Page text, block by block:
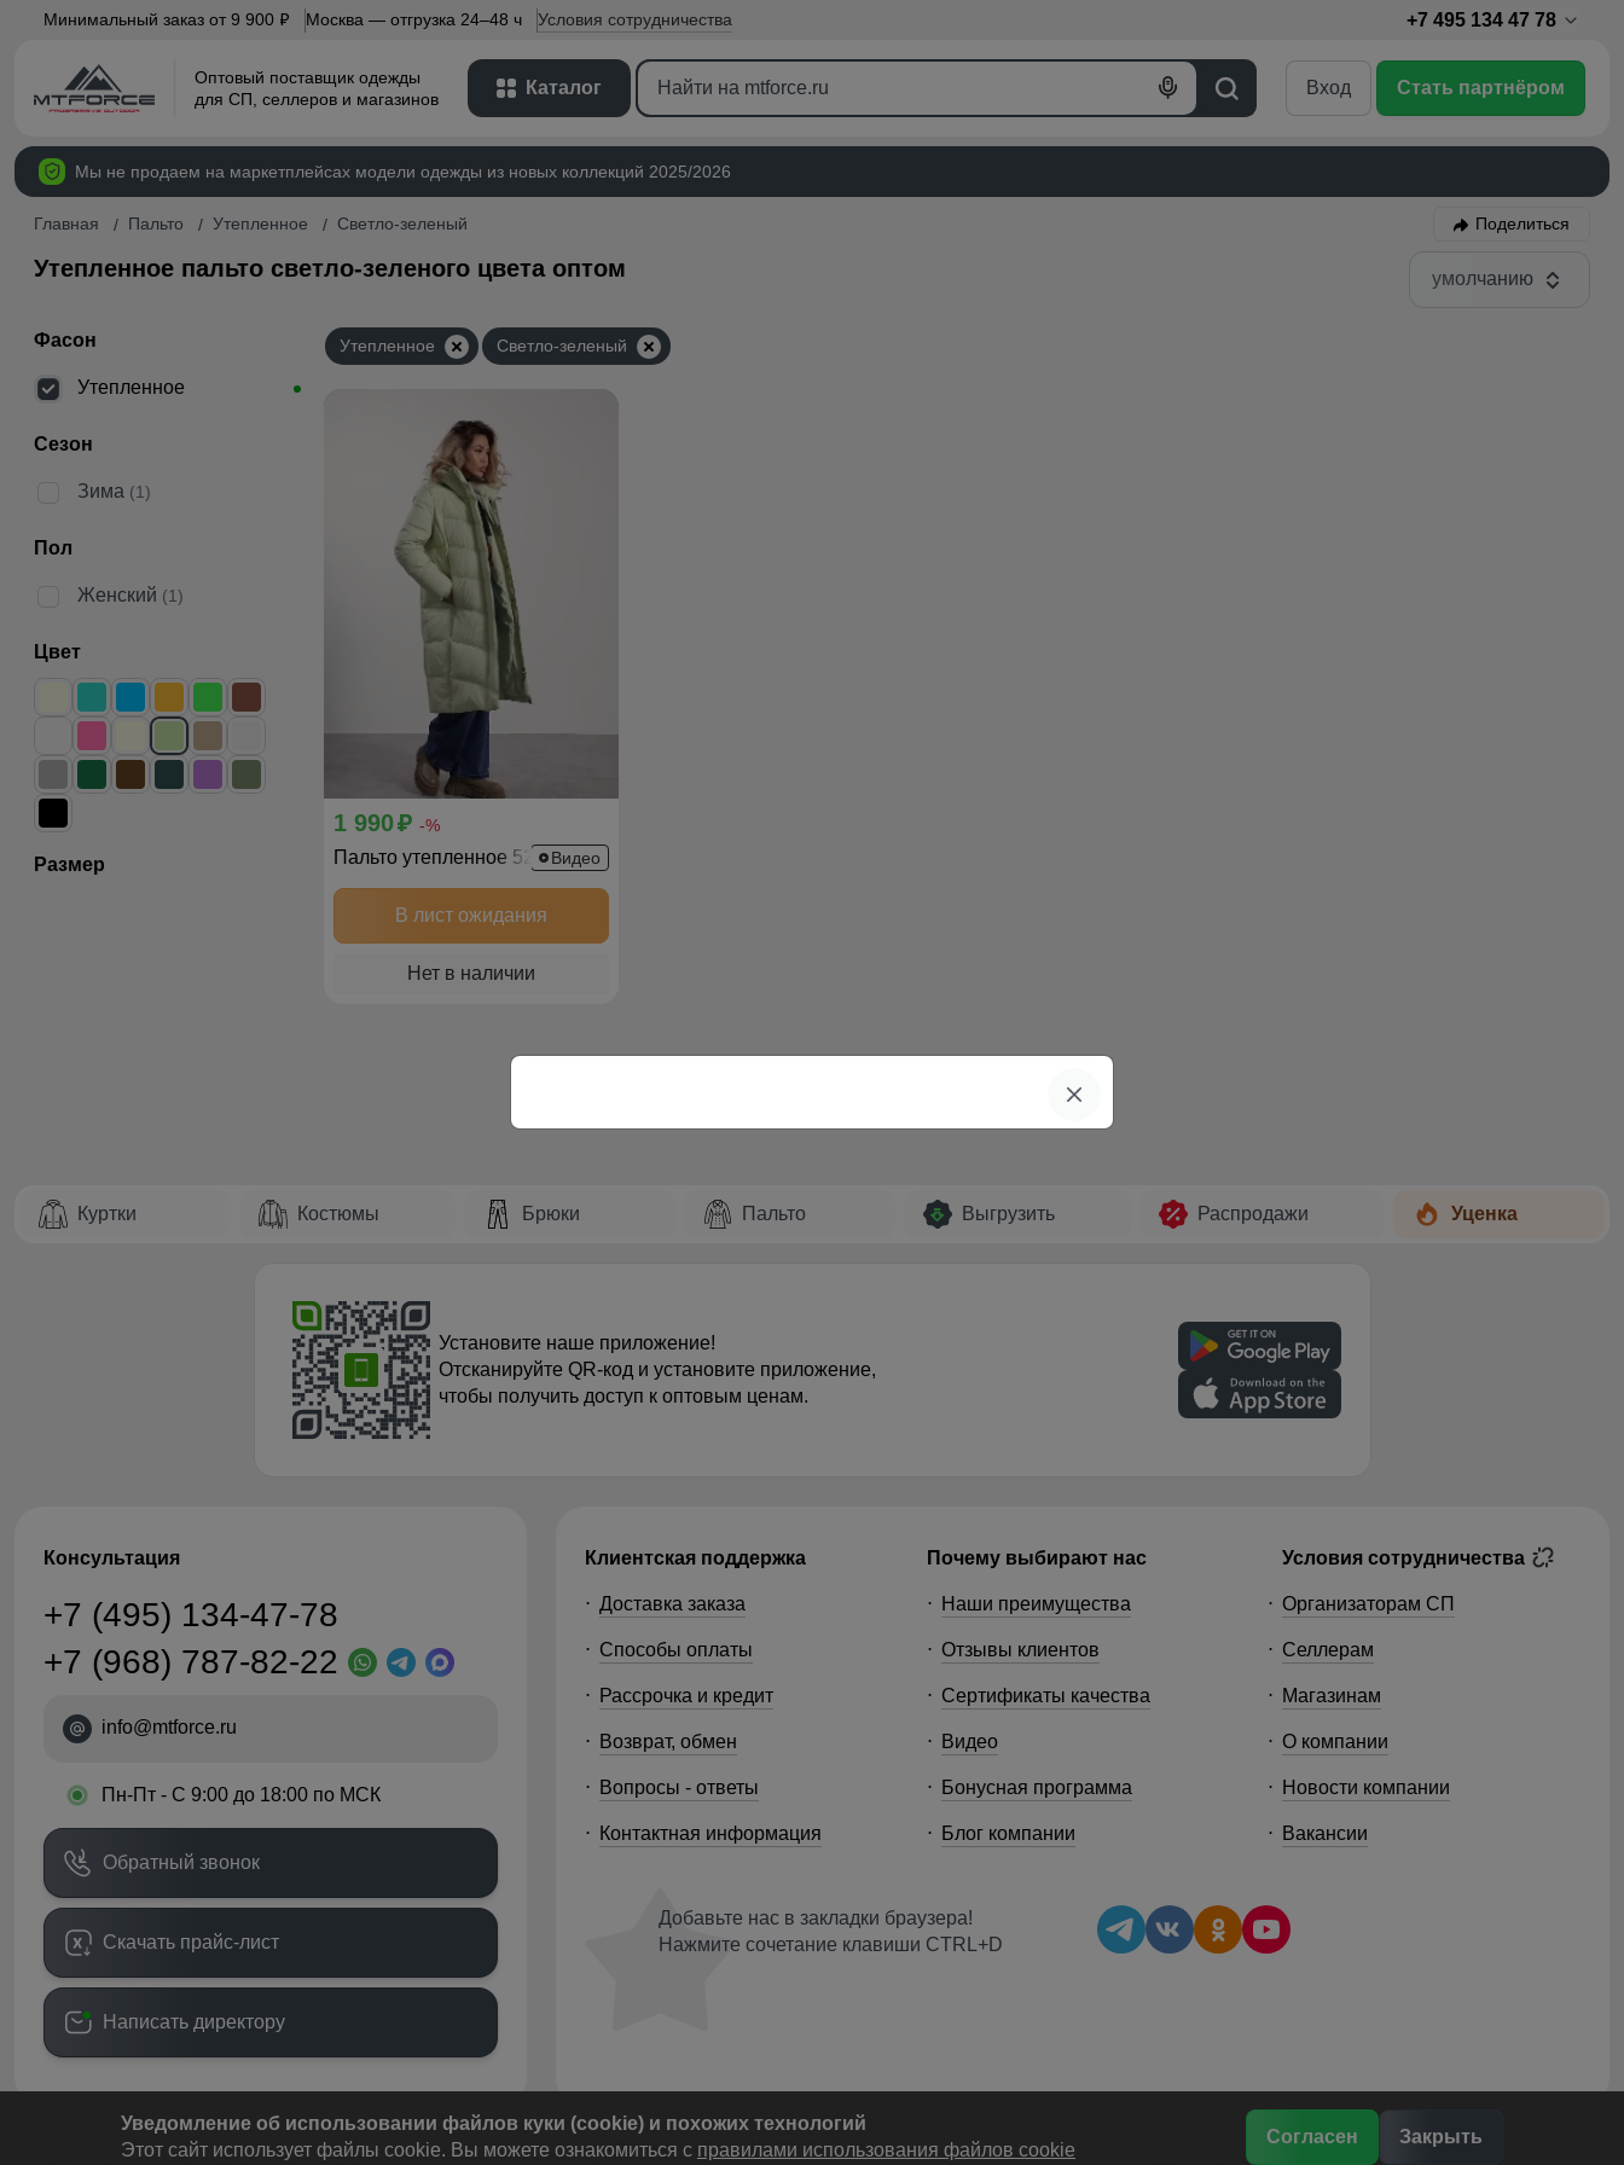
Уведомление об использовании файлов куки (cookie) и похожих технологий
Этот сайт использует файлы cookie. Вы можете ознакомиться с правилами использования файлов cookie
Согласен Закрыть
Минимальный заказ от 9 900 p Москва — отгрузка 24–48 ч Условия сотрудничества +7 495 134 47 78
Оптовый поставщик одежды
для СП, селлеров и магазинов
Каталог
Поиск
Голосовой
Вход Стать партнёром
Мы не продаем на маркетплейсах модели одежды из новых коллекций 2025/2026
Главная Пальто Утепленное Светло-зеленый Поделиться
Утепленное пальто светло-зеленого цвета оптом умолчанию
Фасон
Утепленное
Сезон
Зима (1)
Пол
Женский (1)
Цвет
Размер
Утепленное Светло-зеленый
1 990p -%
Пальто утепленное 52325ZS
Видео
В лист ожидания
Нет в наличии
Куртки Костюмы Брюки Пальто Выгрузить Распродажи Уценка
Установите наше приложение!
Отсканируйте QR-код и установите приложение,
чтобы получить доступ к оптовым ценам.
Консультация
+7 (495) 134-47-78
+7 (968) 787-82-22
info@mtforce.ru
• Пн-Пт - С 9:00 до 18:00 по МСК
Обратный звонок
Скачать прайс-лист
Написать директору
Клиентская поддержка
Доставка заказа
Способы оплаты
Рассрочка и кредит
Возврат, обмен
Вопросы - ответы
Контактная информация
Почему выбирают нас
Наши преимущества
Отзывы клиентов
Сертификаты качества
Видео
Бонусная программа
Блог компании
Условия сотрудничества
Организаторам СП
Селлерам
Магазинам
О компании
Новости компании
Вакансии
Добавьте нас в закладки браузера!
Нажмите сочетание клавиши CTRL+D
© 2014-2026 ООО «МТФОРС ПЛЮС»